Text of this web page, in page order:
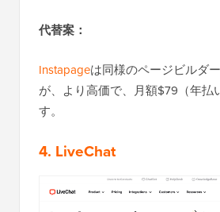
代替案：
Instapageは同様のページビルダ
が、より高価で、月額$79（年払
す。
4. LiveChat